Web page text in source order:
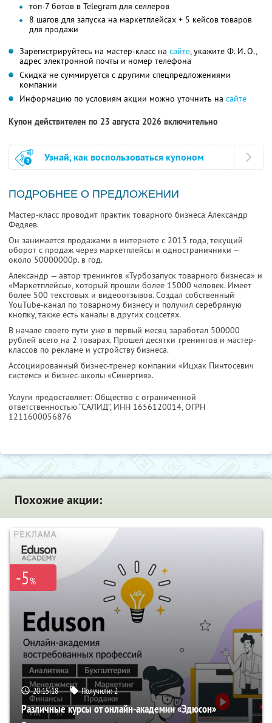
топ-7 ботов в Telegram для селлеров
8 шагов для запуска на маркетплейсах + 5 кейсов товаров
для продажи
Зарегистрируйтесь на мастер-класс на сайте, укажите Ф. И. О.,
адрес электронной почты и номер телефона
Скидка не суммируется с другими спецпредложениями
компании
Информацию по условиям акции можно уточнить на сайте
Купон действителен по 23 августа 2026 включительно
Узнай, как воспользоваться купоном
ПОДРОБНЕЕ О ПРЕДЛОЖЕНИИ
Мастер-класс проводит практик товарного бизнеса Александр
Федяев.
Он занимается продажами в интернете с 2013 года, текущий
оборот с продаж через маркетплейсы и одностраничники —
около 50000000р. в год.
Александр — автор тренингов «Турбозапуск товарного бизнеса» и
«Маркетплейсы», который прошли более 15000 человек. Имеет
более 500 текстовых и видеоотзывов. Создал собственный
YouTube-канал по товарному бизнесу и получил серебряную
кнопку, также есть каналы в других соцсетях.
В начале своего пути уже в первый месяц заработал 500000
рублей всего на 2 товарах. Прошел десятки тренингов и мастер-
классов по рекламе и устройству бизнеса.
Ассоциированный бизнес-тренер компании «Ицхак Пинтосевич
системс» и бизнес-школы «Синергия».
Услуги предоставляет: Общество с ограниченной
ответственностью “САЛИД”, ИНН 1656120014, ОГРН
1211600056876
Похожие акции:
-5%
20:15:18 Получили:2
Различные курсы от онлайн-академии «Эдюсон»